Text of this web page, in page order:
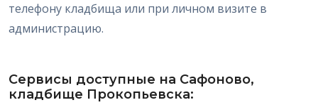
телефону кладбища или при личном визите в
администрацию.
Сервисы доступные на Сафоново,
кладбище Прокопьевска: